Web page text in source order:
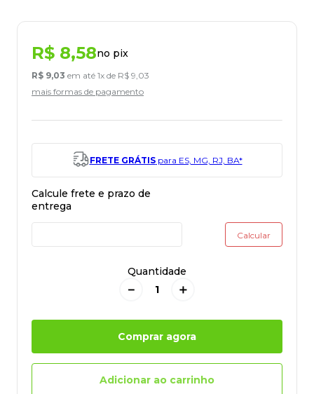
R$ 8,58no pix
R$ 9,03 em até 1x de R$ 9,03
mais formas de pagamento
FRETE GRÁTISpara ES, MG, RJ, BA*
Quantidade
＋
－
Comprar agora
Adicionar ao carrinho